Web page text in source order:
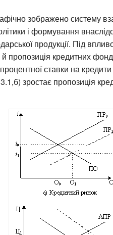
зображено систему
і формування
продукції. Під
й пропозиція кредитних
ставки на
зростає пропозиція